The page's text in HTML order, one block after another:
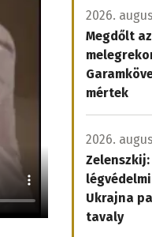
2026.
Megdőlt
mértek
2026.
Ukrajna
tavaly